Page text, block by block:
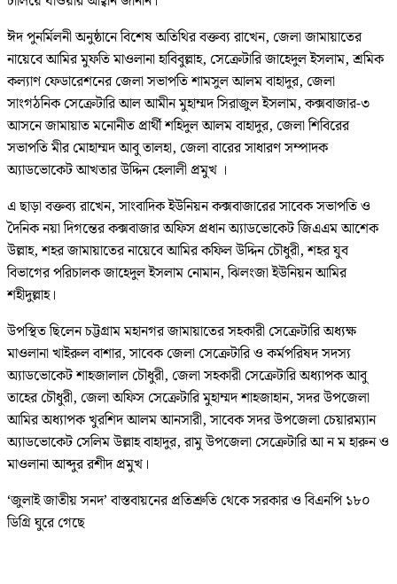
ঈদ পুনর্মিলনী অনুষ্ঠানে বিশেষ অতিথির বক্তব্য রাখেন, জেলা জামায়াতের
নায়েবে আমির মুফতি মাওলানা হাবিবুল্লাহ, সেক্রেটারি জাহেদুল ইসলাম, শ্রমিক
কল্যাণ ফেডারেশনের জেলা সভাপতি শামসুল আলম বাহাদুর, জেলা
সাংগঠনিক সেক্রেটারি আল আমীন মুহাম্মদ সিরাজুল ইসলাম, কক্সবাজার-৩
আসনে জামায়াত মনোনীত প্রার্থী শহিদুল আলম বাহাদুর, জেলা শিবিরের
সভাপতি মীর মোহাম্মদ আবু তালহা, জেলা বারের সাধারণ সম্পাদক
অ্যাডভোকেট আখতার উদ্দিন হেলালী প্রমুখ ।
এ ছাড়া বক্তব্য রাখেন, সাংবাদিক ইউনিয়ন কক্সবাজারের সাবেক সভাপতি ও
দৈনিক নয়া দিগন্তের কক্সবাজার অফিস প্রধান অ্যাডভোকেট জিএএম আশেক
উল্লাহ, শহর জামায়াতের নায়েবে আমির কফিল উদ্দিন চৌধুরী, শহর যুব
বিভাগের পরিচালক জাহেদুল ইসলাম নোমান, ঝিলংজা ইউনিয়ন আমির
শহীদুল্লাহ।
উপস্থিত ছিলেন চট্টগ্রাম মহানগর জামায়াতের সহকারী সেক্রেটারি অধ্যক্ষ
মাওলানা খাইরুল বাশার, সাবেক জেলা সেক্রেটারি ও কর্মপরিষদ সদস্য
অ্যাডভোকেট শাহজালাল চৌধুরী, জেলা সহকারী সেক্রেটারি অধ্যাপক আবু
তাহের চৌধুরী, জেলা অফিস সেক্রেটারি মুহাম্মদ শাহজাহান, সদর উপজেলা
আমির অধ্যাপক খুরশিদ আলম আনসারী, সাবেক সদর উপজেলা চেয়ারম্যান
অ্যাডভোকেট সেলিম উল্লাহ বাহাদুর, রামু উপজেলা সেক্রেটারি আ ন ম হারুন ও
মাওলানা আব্দুর রশীদ প্রমুখ।
‘জুলাই জাতীয় সনদ’ বাস্তবায়নের প্রতিশ্রুতি থেকে সরকার ও বিএনপি ১৮০
ডিগ্রি ঘুরে গেছে